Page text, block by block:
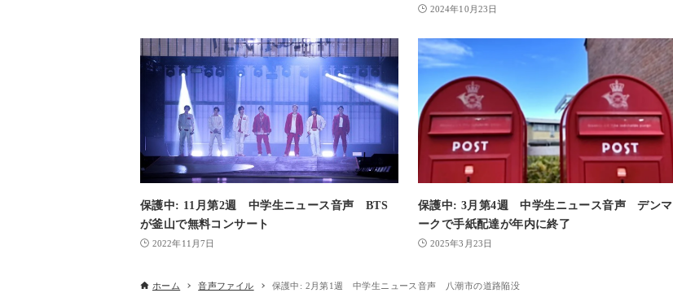
2024年10月23日
保護中: 11月第2週 中学生ニュース音声 BTS
が釜山で無料コンサート
2022年11月7日
保護中: 3月第4週 中学生ニュース音声 デンマ
ークで手紙配達が年内に終了
2025年3月23日
ホーム 音声ファイル 保護中: 2月第1週 中学生ニュース音声 八潮市の道路陥没